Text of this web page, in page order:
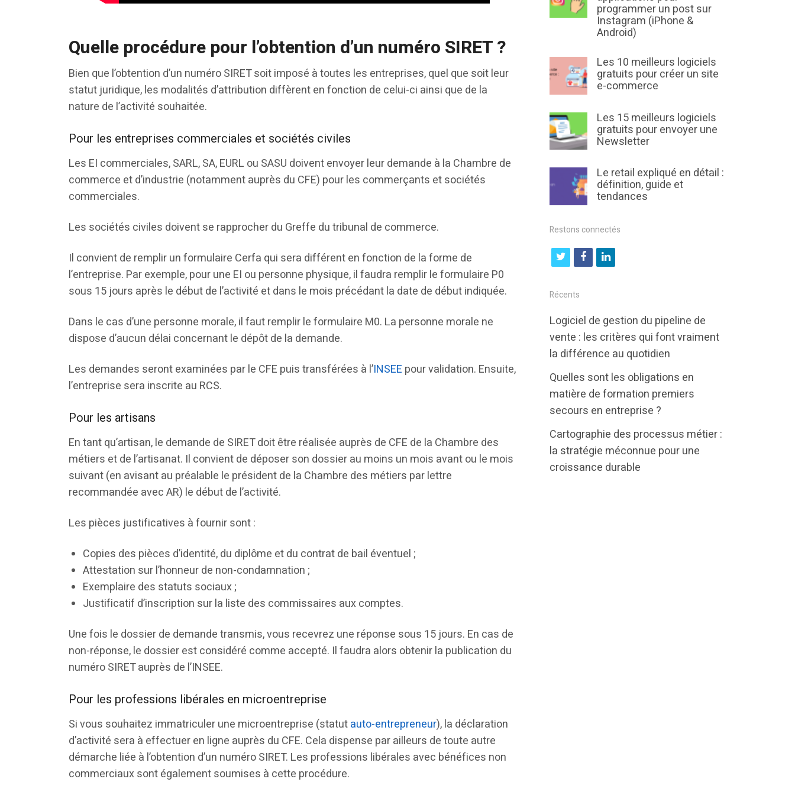
Quelle procédure pour l’obtention d’un numéro SIRET ?
Bien que l’obtention d’un numéro SIRET soit imposé à toutes les entreprises, quel que soit leur
statut juridique, les modalités d’attribution diffèrent en fonction de celui-ci ainsi que de la
nature de l’activité souhaitée.
Pour les entreprises commerciales et sociétés civiles
Les EI commerciales, SARL, SA, EURL ou SASU doivent envoyer leur demande à la Chambre de
commerce et d’industrie (notamment auprès du CFE) pour les commerçants et sociétés
commerciales.
Les sociétés civiles doivent se rapprocher du Greffe du tribunal de commerce.
Il convient de remplir un formulaire Cerfa qui sera différent en fonction de la forme de
l’entreprise. Par exemple, pour une EI ou personne physique, il faudra remplir le formulaire P0
sous 15 jours après le début de l’activité et dans le mois précédant la date de début indiquée.
Dans le cas d’une personne morale, il faut remplir le formulaire M0. La personne morale ne
dispose d’aucun délai concernant le dépôt de la demande.
Les demandes seront examinées par le CFE puis transférées à l’INSEE pour validation. Ensuite,
l’entreprise sera inscrite au RCS.
Pour les artisans
En tant qu’artisan, le demande de SIRET doit être réalisée auprès de CFE de la Chambre des
métiers et de l’artisanat. Il convient de déposer son dossier au moins un mois avant ou le mois
suivant (en avisant au préalable le président de la Chambre des métiers par lettre
recommandée avec AR) le début de l’activité.
Les pièces justificatives à fournir sont :
Copies des pièces d’identité, du diplôme et du contrat de bail éventuel ;
Attestation sur l’honneur de non-condamnation ;
Exemplaire des statuts sociaux ;
Justificatif d’inscription sur la liste des commissaires aux comptes.
Une fois le dossier de demande transmis, vous recevrez une réponse sous 15 jours. En cas de
non-réponse, le dossier est considéré comme accepté. Il faudra alors obtenir la publication du
numéro SIRET auprès de l’INSEE.
Pour les professions libérales en microentreprise
Si vous souhaitez immatriculer une microentreprise (statutauto-entrepreneur), la déclaration
d’activité sera à effectuer en ligne auprès du CFE. Cela dispense par ailleurs de toute autre
démarche liée à l’obtention d’un numéro SIRET. Les professions libérales avec bénéfices non
commerciaux sont également soumises à cette procédure.
programmer un post sur
Instagram (iPhone &
Android)
Les 10 meilleurs logiciels
gratuits pour créer un site
e-commerce
Les 15 meilleurs logiciels
gratuits pour envoyer une
Newsletter
Le retail expliqué en détail :
définition, guide et
tendances
Restons connectés
t
i
t
t
e
f
b
o
k
l
e
d
i
n
Récents
Logiciel de gestion du pipeline de
vente : les critères qui font vraiment
la différence au quotidien
Quelles sont les obligations en
matière de formation premiers
secours en entreprise ?
Cartographie des processus métier :
la stratégie méconnue pour une
croissance durable